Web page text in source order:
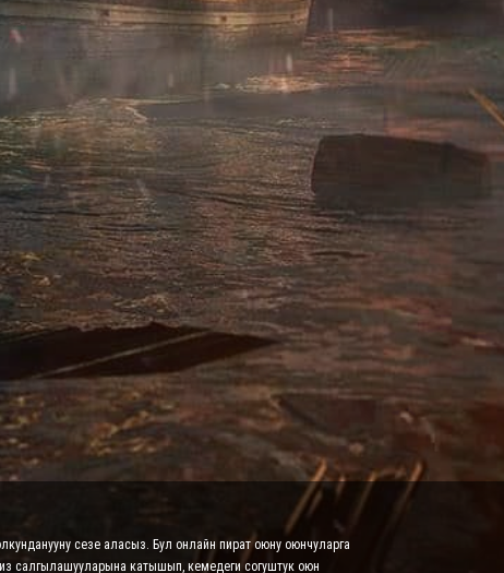
сезе аласыз. Бул онлайн пират оюну оюнчуларга
салгылашууларына катышып, кемедеги согуштук оюн